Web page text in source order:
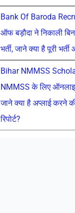
Bank Of Baroda
ऑफ बड़ौदा ने निकाली
भर्ती, जाने क्या है पूरी भर्ती
Bihar NMMSS
NMMSS के लिए
जाने क्या है अप्लाई करने
रिपोर्ट?